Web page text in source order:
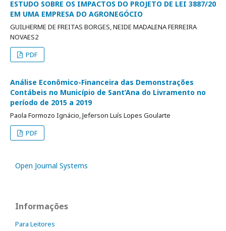
ESTUDO SOBRE OS IMPACTOS DO PROJETO DE LEI 3887/20
EM UMA EMPRESA DO AGRONEGÓCIO
GUILHERME DE FREITAS BORGES, NEIDE MADALENA FERREIRA
NOVAES2
PDF
Análise Econômico-Financeira das Demonstrações
Contábeis no Município de Sant’Ana do Livramento no
período de 2015 a 2019
Paola Formozo Ignácio, Jeferson Luís Lopes Goularte
PDF
Open Journal Systems
Informações
Para Leitores